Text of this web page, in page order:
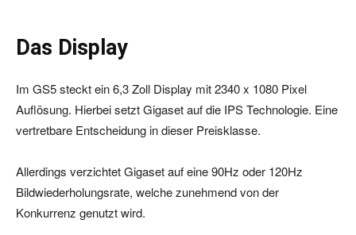
Das Display
Im GS5 steckt ein 6,3 Zoll Display mit 2340 x 1080 Pixel
Auflösung. Hierbei setzt Gigaset auf die IPS Technologie. Eine
vertretbare Entscheidung in dieser Preisklasse.
Allerdings verzichtet Gigaset auf eine 90Hz oder 120Hz
Bildwiederholungsrate, welche zunehmend von der
Konkurrenz genutzt wird.